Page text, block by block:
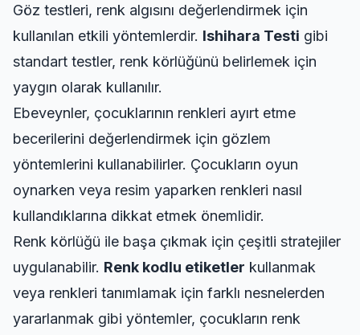
Göz testleri, renk algısını değerlendirmek için
kullanılan etkili yöntemlerdir. Ishihara Testi gibi
standart testler, renk körlüğünü belirlemek için
yaygın olarak kullanılır.
Ebeveynler, çocuklarının renkleri ayırt etme
becerilerini değerlendirmek için gözlem
yöntemlerini kullanabilirler. Çocukların oyun
oynarken veya resim yaparken renkleri nasıl
kullandıklarına dikkat etmek önemlidir.
Renk körlüğü ile başa çıkmak için çeşitli stratejiler
uygulanabilir. Renk kodlu etiketler kullanmak
veya renkleri tanımlamak için farklı nesnelerden
yararlanmak gibi yöntemler, çocukların renk